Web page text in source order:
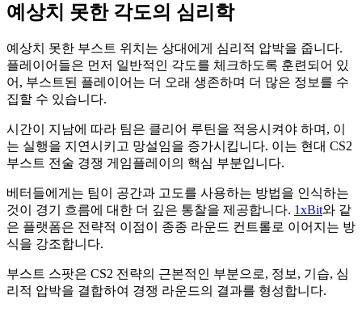
예상치 못한 각도의 심리학
예상치 못한 부스트 위치는 상대에게 심리적 압박을 줍니다.
플레이어들은 먼저 일반적인 각도를 체크하도록 훈련되어 있
어, 부스트된 플레이어는 더 오래 생존하며 더 많은 정보를 수
집할 수 있습니다.
시간이 지남에 따라 팀은 클리어 루틴을 적응시켜야 하며, 이
는 실행을 지연시키고 망설임을 증가시킵니다. 이는 현대 CS2
부스트 전술 경쟁 게임플레이의 핵심 부분입니다.
베터들에게는 팀이 공간과 고도를 사용하는 방법을 인식하는
것이 경기 흐름에 대한 더 깊은 통찰을 제공합니다. 1xBit와 같
은 플랫폼은 전략적 이점이 종종 라운드 컨트롤로 이어지는 방
식을 강조합니다.
부스트 스팟은 CS2 전략의 근본적인 부분으로, 정보, 기습, 심
리적 압박을 결합하여 경쟁 라운드의 결과를 형성합니다.